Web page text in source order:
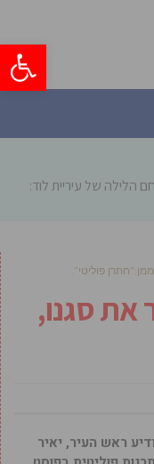
פתח
הלילה של עיריית לוד:
פוליטי”.
את סגנו,
ראש העיר, יאיר